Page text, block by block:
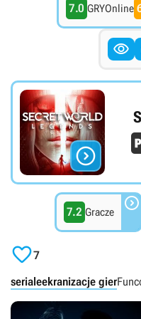
7.0 GRYOnline


7.2 Gracze 
7
serialeekranizacje gier